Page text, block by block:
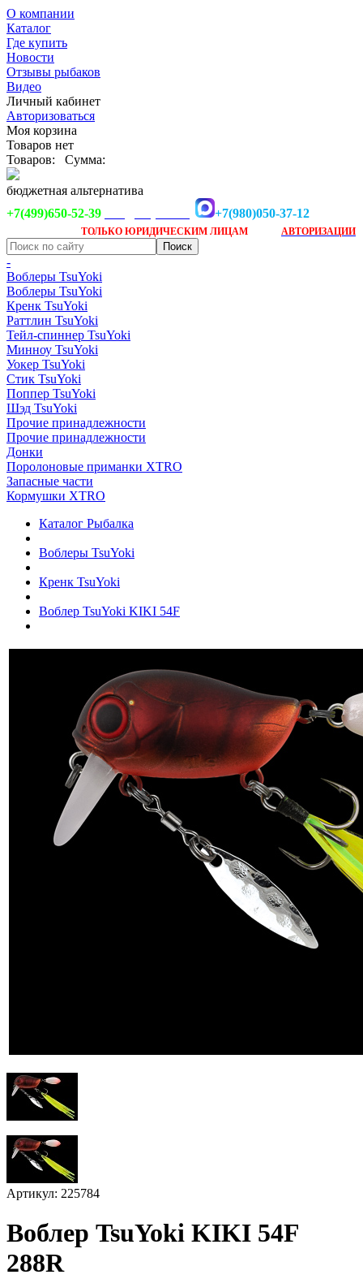
О компании
Каталог
Где купить
Новости
Отзывы рыбаков
Видео
Личный кабинет
Авторизоваться
Моя корзина
Товаров нет
Товаров:
Сумма:
бюджетная альтернатива
+7(499)650-52-39
+7(980)050-37-12
ТОЛЬКО ЮРИДИЧЕСКИМ ЛИЦАМ АВТОРИЗАЦИИ
-
Воблеры TsuYoki
Воблеры TsuYoki
Кренк TsuYoki
Раттлин TsuYoki
Тейл-спиннер TsuYoki
Минноу TsuYoki
Уокер TsuYoki
Стик TsuYoki
Поппер TsuYoki
Шэд TsuYoki
Прочие принадлежности
Прочие принадлежности
Донки
Поролоновые приманки XTRO
Запасные части
Кормушки XTRO
Каталог Рыбалка
Воблеры TsuYoki
Кренк TsuYoki
Воблер TsuYoki KIKI 54F
Артикул: 225784
Воблер TsuYoki KIKI 54F
288R